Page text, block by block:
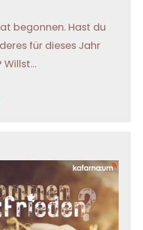
begonnen. Hast du
für dieses Jahr
Willst…